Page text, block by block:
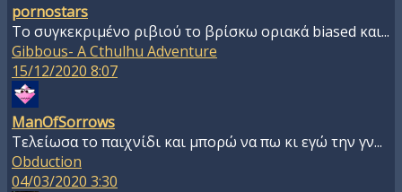
pornostars
Το συγκεκριμένο ριβιού το βρίσκω οριακά biased και...
Gibbous- A Cthulhu Adventure
15/12/2020 8:07
ManOfSorrows
Τελείωσα το παιχνίδι και μπορώ να πω κι εγώ την γν...
Obduction
04/03/2020 3:30